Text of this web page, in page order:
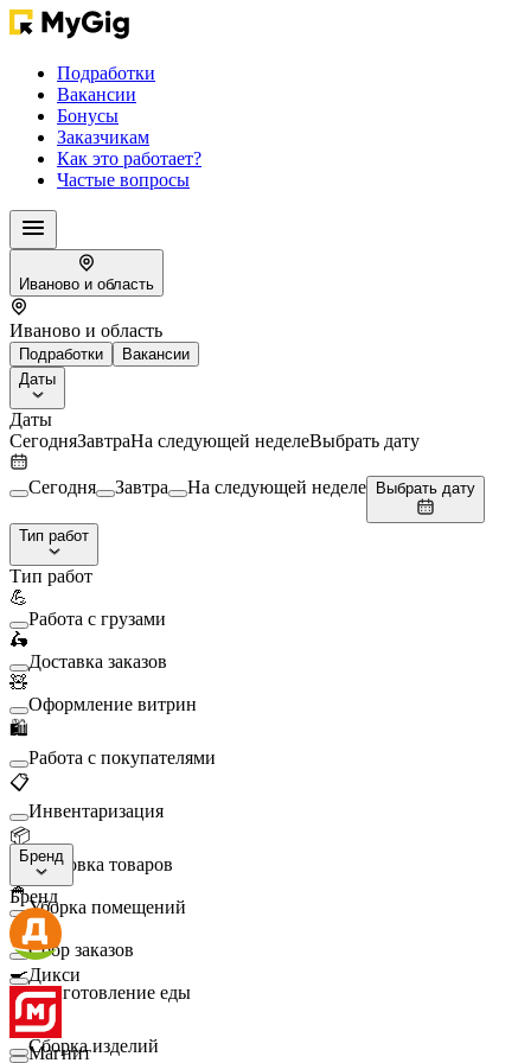
Подработки
Вакансии
Бонусы
Заказчикам
Как это работает?
Частые вопросы
Иваново и область
Иваново и область
Подработки
Вакансии
Даты
Даты
СегодняЗавтраНа следующей неделеВыбрать дату
Сегодня Завтра На следующей неделе Выбрать дату
Тип работ
Тип работ
💪
Работа с грузами
🛵
Доставка заказов
🧸
Оформление витрин
🛍️
Работа с покупателями
📋
Инвентаризация
📦
Упаковка товаров
🧹
Уборка помещений
🛒
Сбор заказов
🍳
Приготовление еды
🛠️
Сборка изделий
Бренд
Бренд
Дикси
Магнит